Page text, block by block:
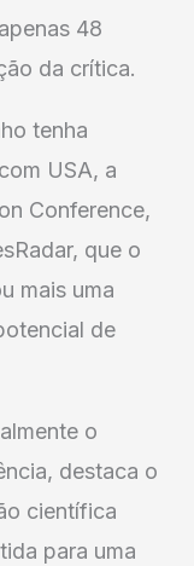
48
da crítica.
tenha
USA, a
Conference,
que o
mais uma
de
o
destaca o
científica
para uma